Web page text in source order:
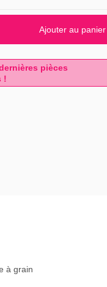
Ajouter au panier
pièces
!
à grain